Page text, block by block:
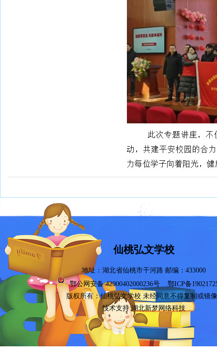
仙桃弘文学校
地址：湖北省仙桃市干河路 邮编：433000
鄂公网安备 42900402000236号 鄂ICP备
版权所有：仙桃弘文学校 未经同意不得复制或镜
技术支持:湖北新梦网络科技